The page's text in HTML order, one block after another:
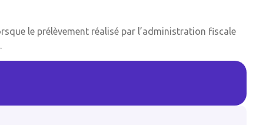
le prélèvement réalisé par l’administration fiscale